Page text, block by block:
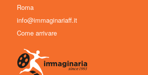
Roma
info@immaginariaff.it
Come arrivare